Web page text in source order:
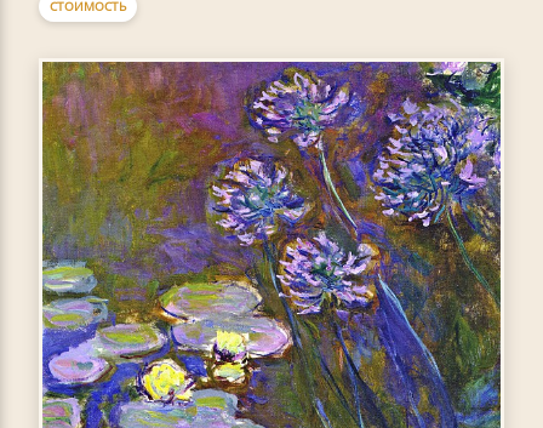
СТОИМОСТЬ